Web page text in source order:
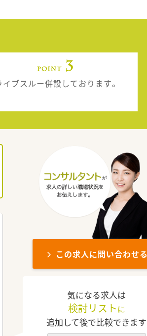
イブスルー併設しております。
この求人に問い合わせる
気になる求人は
検討リスト に
追加して後で比較できます